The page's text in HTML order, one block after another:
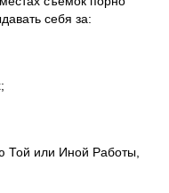
себя за:
или Иной Работы,